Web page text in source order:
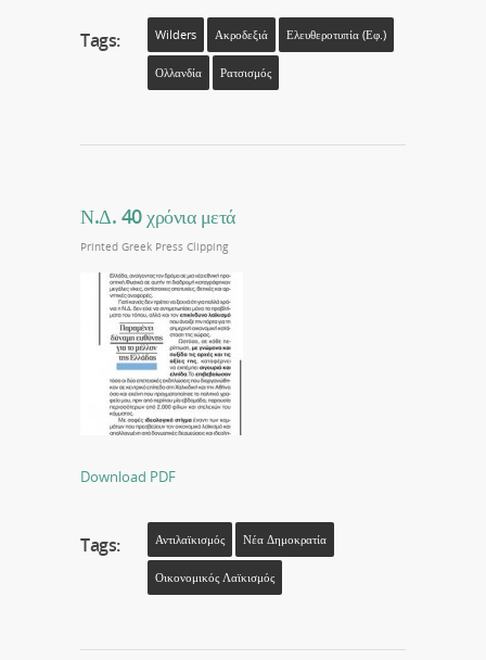
Tags: Wilders Ακροδεξιά Ελευθεροτυπία (εφ.)
Ολλανδία Ρατσισμός
Ν.Δ. 40 χρόνια μετά
Printed Greek Press Clipping
Download PDF
Tags: Αντιλαϊκισμός Νέα Δημοκρατία
Οικονομικός Λαϊκισμός